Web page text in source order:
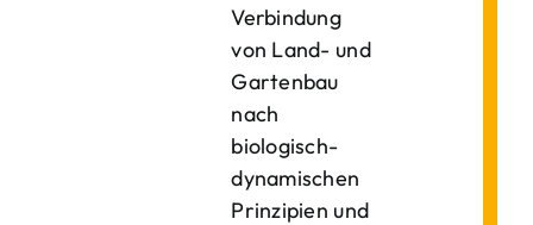
Verbindung
von Land- und
Gartenbau
nach
biologisch-
dynamischen
Prinzipien und